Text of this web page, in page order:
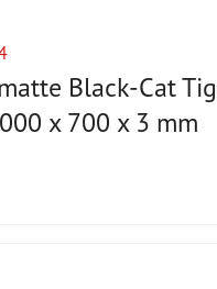
Black-Cat
x 700 x 3 mm